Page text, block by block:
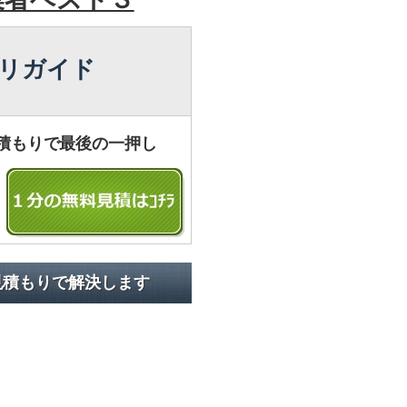
ガイド
もりで最後の一押し
もりで解決します